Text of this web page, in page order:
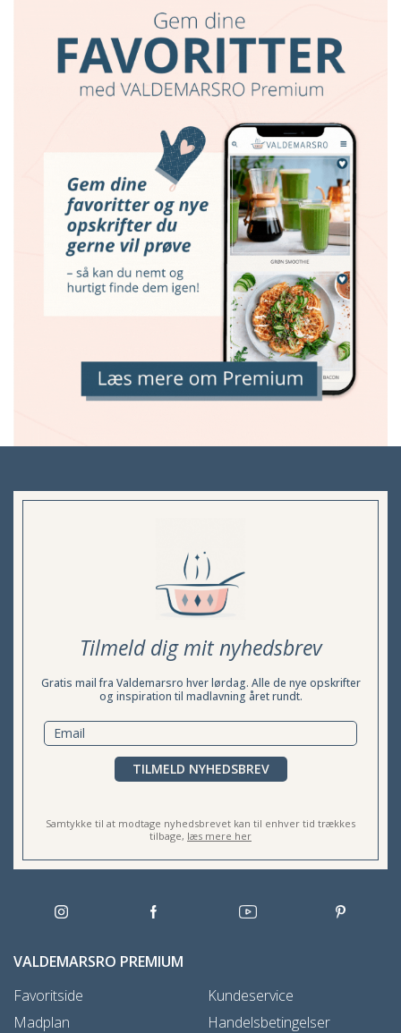
Tilmeld dig mit nyhedsbrev
Gratis mail fra Valdemarsro hver lørdag. Alle de nye opskrifter
og inspiration til madlavning året rundt.
TILMELD NYHEDSBREV
Samtykke til at modtage nyhedsbrevet kan til enhver tid trækkes
tilbage, læs mere her
VALDEMARSRO PREMIUM
Favoritside
Madplan
Kundeservice
Handelsbetingelser